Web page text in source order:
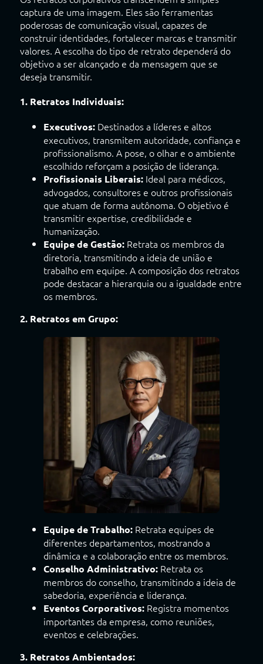
captura de uma imagem. Eles são ferramentas
poderosas de comunicação visual, capazes de
construir identidades, fortalecer marcas e transmitir
valores. A escolha do tipo de retrato dependerá do
objetivo a ser alcançado e da mensagem que se
deseja transmitir.
1. Retratos Individuais:
Executivos:Destinados a líderes e altos
executivos, transmitem autoridade, confiança e
profissionalismo. A pose, o olhar e o ambiente
escolhido reforçam a posição de liderança.
Profissionais Liberais:Ideal para médicos,
advogados, consultores e outros profissionais
que atuam de forma autônoma. O objetivo é
transmitir expertise, credibilidade e
humanização.
Equipe de Gestão:Retrata os membros da
diretoria, transmitindo a ideia de união e
trabalho em equipe. A composição dos retratos
pode destacar a hierarquia ou a igualdade entre
os membros.
2. Retratos em Grupo:
Equipe de Trabalho:Retrata equipes de
diferentes departamentos, mostrando a
dinâmica e a colaboração entre os membros.
Conselho Administrativo:Retrata os
membros do conselho, transmitindo a ideia de
sabedoria, experiência e liderança.
Eventos Corporativos:Registra momentos
importantes da empresa, como reuniões,
eventos e celebrações.
3. Retratos Ambientados: